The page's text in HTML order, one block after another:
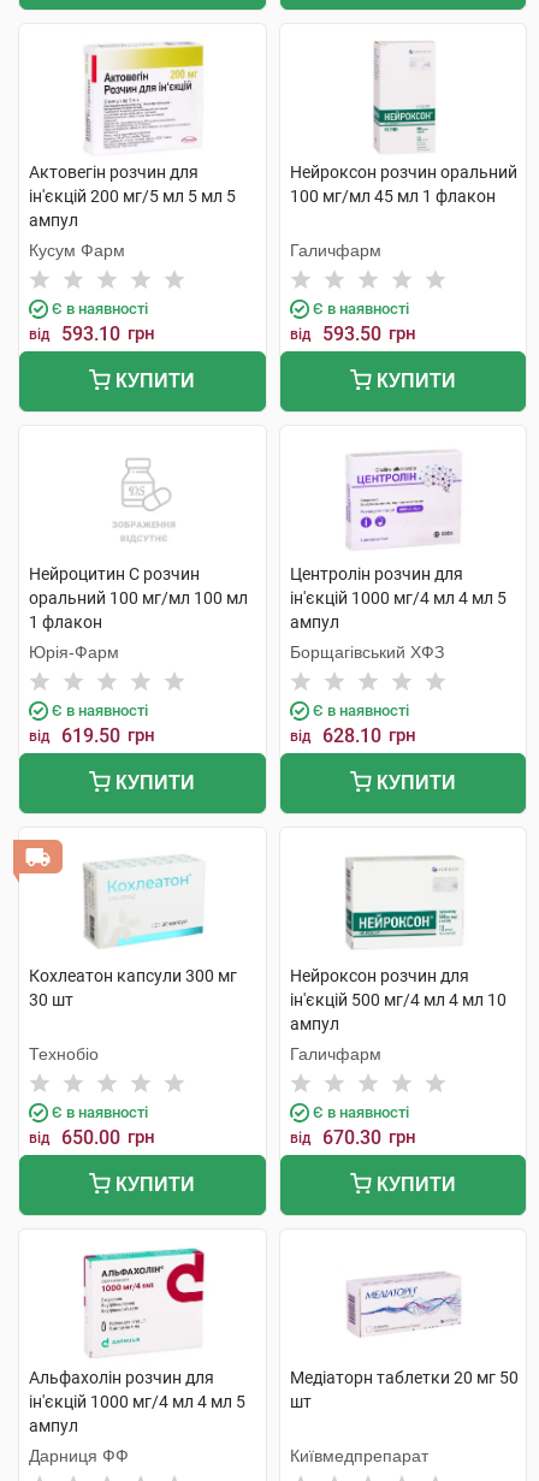
Актовегін розчин для
ін'єкцій 200 мг/5 мл 5 мл 5
ампул
Кусум Фарм
Є в наявності
від 593.10 грн
КУПИТИ
Нейроксон розчин оральний
100 мг/мл 45 мл 1 флакон
Галичфарм
Є в наявності
від 593.50 грн
КУПИТИ
Нейроцитин С розчин
оральний 100 мг/мл 100 мл
1 флакон
Юрія-Фарм
Є в наявності
від 619.50 грн
КУПИТИ
Центролін розчин для
ін'єкцій 1000 мг/4 мл 4 мл 5
ампул
Борщагівський ХФЗ
Є в наявності
від 628.10 грн
КУПИТИ
Кохлеатон капсули 300 мг
30 шт
Технобіо
Є в наявності
від 650.00 грн
КУПИТИ
Нейроксон розчин для
ін'єкцій 500 мг/4 мл 4 мл 10
ампул
Галичфарм
Є в наявності
від 670.30 грн
КУПИТИ
Альфахолін розчин для
ін'єкцій 1000 мг/4 мл 4 мл 5
ампул
Дарниця ФФ
Медіаторн таблетки 20 мг 50
шт
Київмедпрепарат